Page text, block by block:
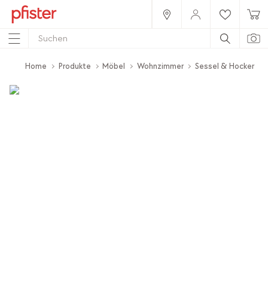
Home Produkte Möbel Wohnzimmer Sessel & Hocker